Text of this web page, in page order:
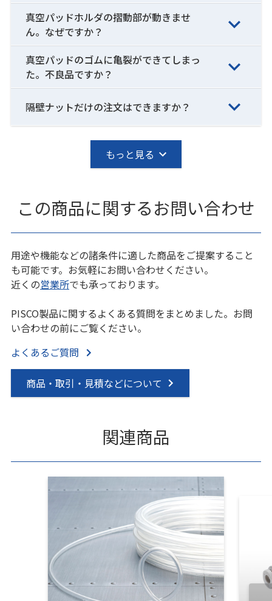
真空パッドホルダの摺動部が動きませ
ん。なぜですか？
真空パッドのゴムに亀裂ができてしまっ
た。不良品ですか？
隔壁ナットだけの注文はできますか？
もっと見る
この商品に関するお問い合わせ
用途や機能などの諸条件に適した商品をご提案すること
も可能です。お気軽にお問い合わせください。
近くの営業所でも承っております。
PISCO製品に関するよくある質問をまとめました。お問
い合わせの前にご覧ください。
よくあるご質問
商品・取引・見積などについて
関連商品